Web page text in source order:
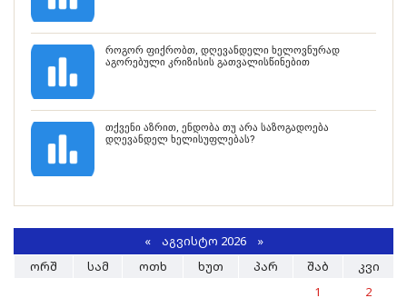
როგორ ფიქრობთ, დღევანდელი ხელოვნურად
აგორებული კრიზისის გათვალისწინებით
თქვენი აზრით, ენდობა თუ არა საზოგადოება
დღევანდელ ხელისუფლებას?
«ᲐᲒᲕᲘᲡᲢᲝ 2026 »
ᲝᲠᲨ
ᲡᲐᲛ ᲝᲗᲮ ᲮᲣᲗ ᲞᲐᲠ ᲨᲐᲑ
ᲙᲕᲘ
1
2